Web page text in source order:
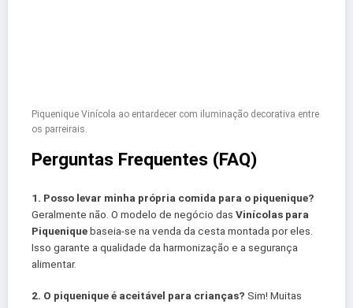
Piquenique Vinícola ao entardecer com iluminação decorativa entre
os parreirais.
Perguntas Frequentes (FAQ)
1. Posso levar minha própria comida para o piquenique?
Geralmente não. O modelo de negócio das Vinícolas para
Piqueniquebaseia-se na venda da cesta montada por eles.
Isso garante a qualidade da harmonização e a segurança
alimentar.
2. O piquenique é aceitável para crianças? Sim! Muitas